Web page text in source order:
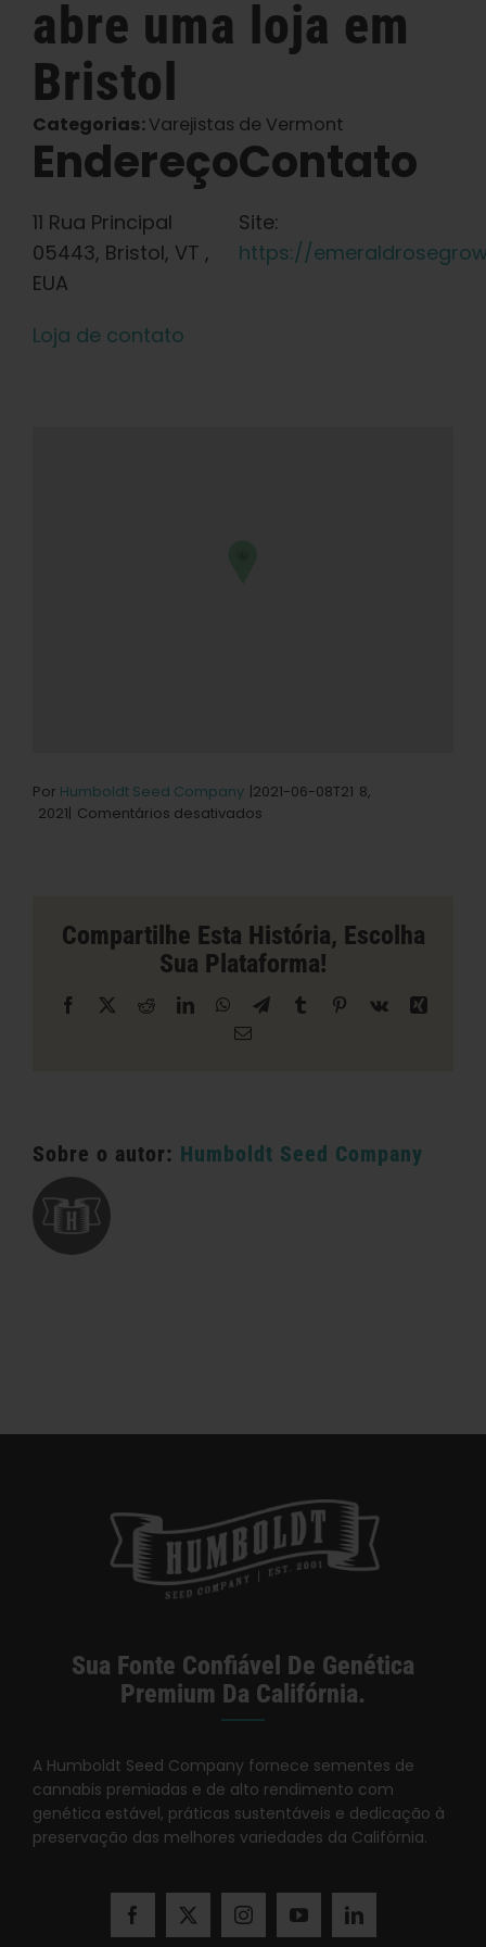
Português Brasileiro
Procurar
por:
abre uma loja em
Bristol
Categorias:Varejistas de Vermont
Endereço
11 Rua Principal
05443, Bristol, VT ,
EUA
Contato
Site:
https://
Loja de contato
Por Humboldt Seed Company |2021-06-08T21 8,
2021| Comentários desativados
em
Bristol
Compartilhe Esta História, Escolha
Sua Plataforma!
Facebook RedditLinkedInWhatsAppTelegrama
Tumblr Pinterest
Vk
Xing
E-
Sobre o autor: Humboldt Seed Company
Sua Fonte Confiável De Genética
Premium Da Califórnia.
A Humboldt Seed Company fornece sementes de
cannabis premiadas e de alto rendimento com
genética estável, práticas sustentáveis e dedicação à
preservação das melhores variedades da Califórnia.